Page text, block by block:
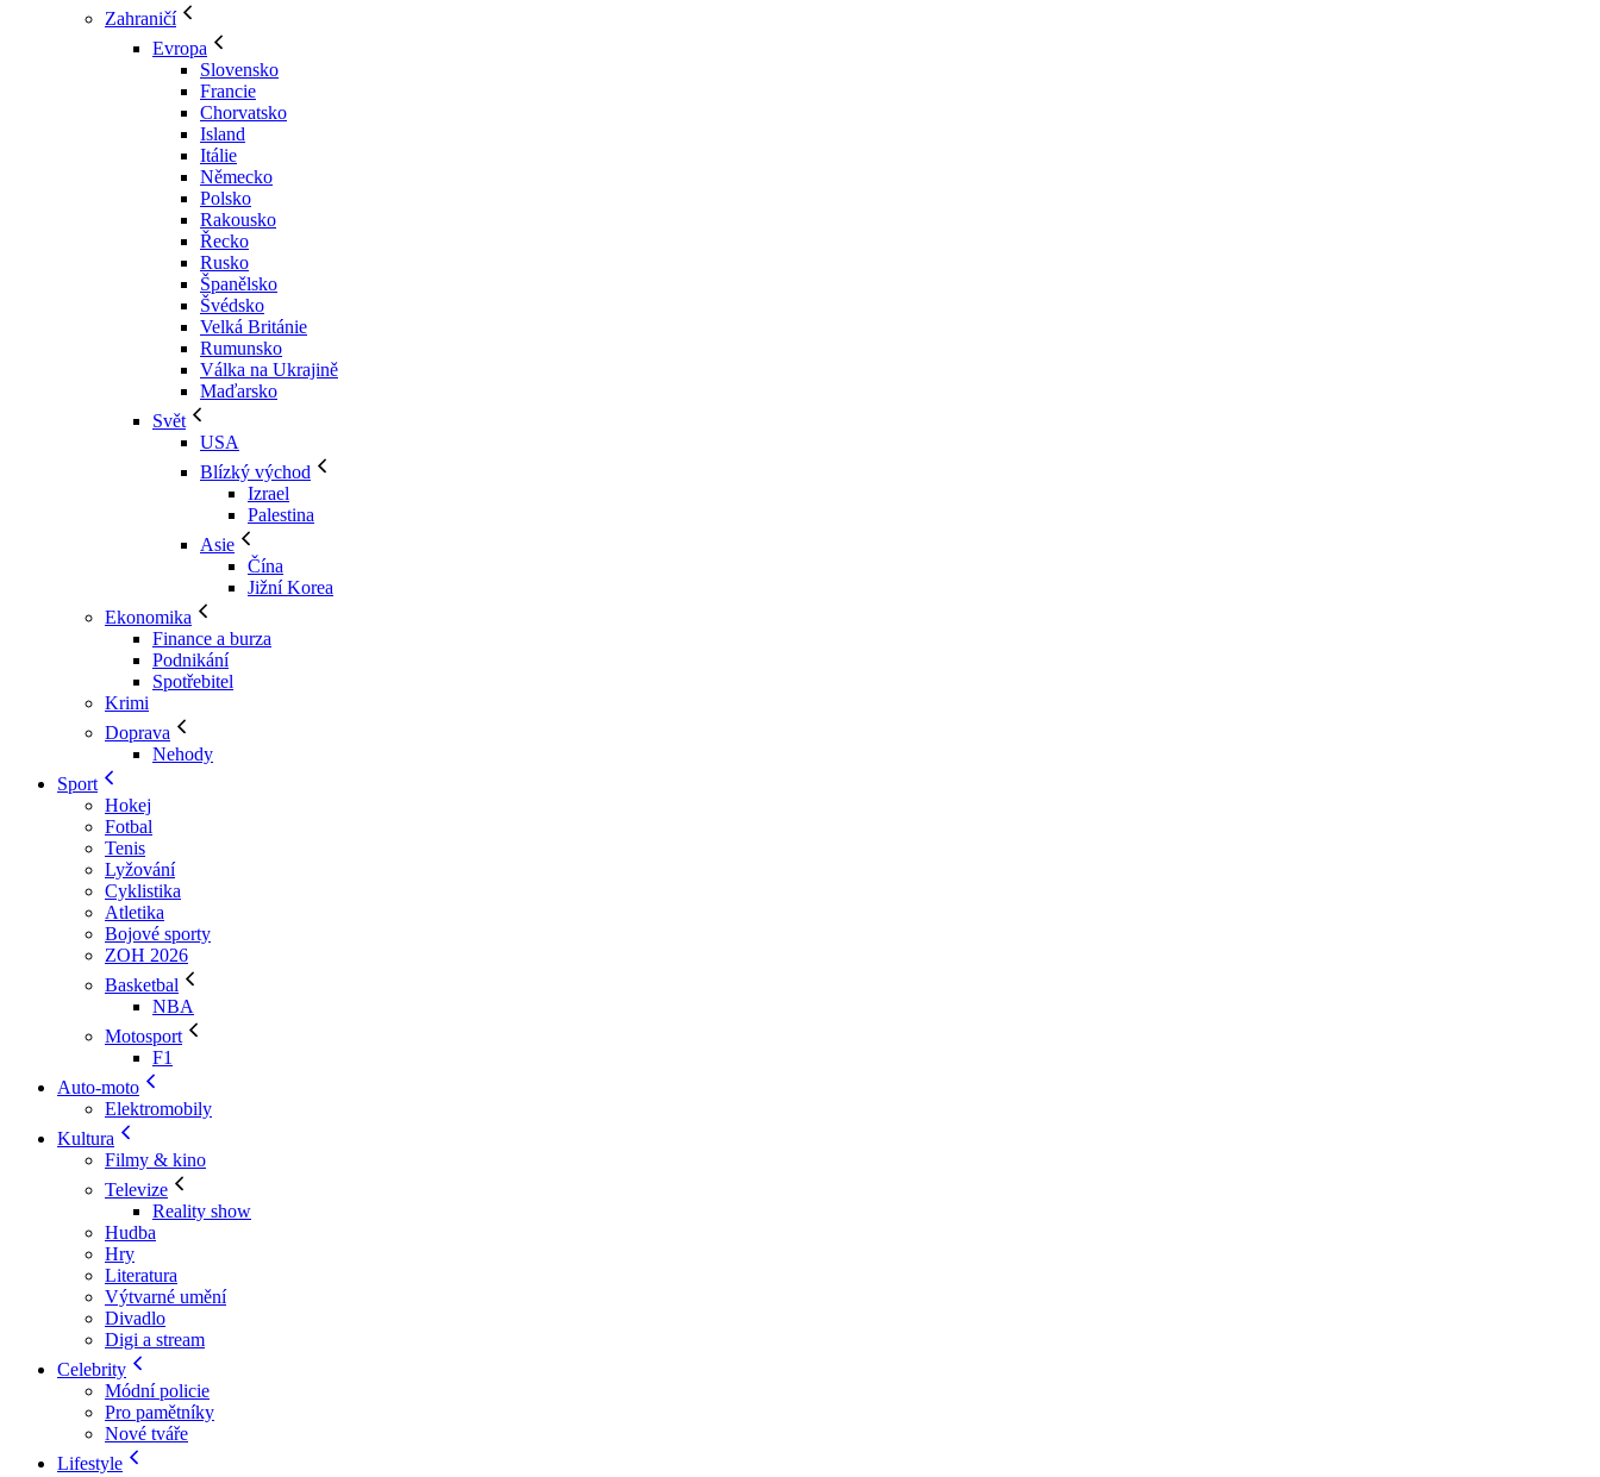
Zahraničí
Evropa
Slovensko
Francie
Chorvatsko
Island
Itálie
Německo
Polsko
Rakousko
Řecko
Rusko
Španělsko
Švédsko
Velká Británie
Rumunsko
Válka na Ukrajině
Maďarsko
Svět
USA
Blízký východ
Izrael
Palestina
Asie
Čína
Jižní Korea
Ekonomika
Finance a burza
Podnikání
Spotřebitel
Krimi
Doprava
Nehody
Sport
Hokej
Fotbal
Tenis
Lyžování
Cyklistika
Atletika
Bojové sporty
ZOH 2026
Basketbal
NBA
Motosport
F1
Auto-moto
Elektromobily
Kultura
Filmy & kino
Televize
Reality show
Hudba
Hry
Literatura
Výtvarné umění
Divadlo
Digi a stream
Celebrity
Módní policie
Pro pamětníky
Nové tváře
Lifestyle